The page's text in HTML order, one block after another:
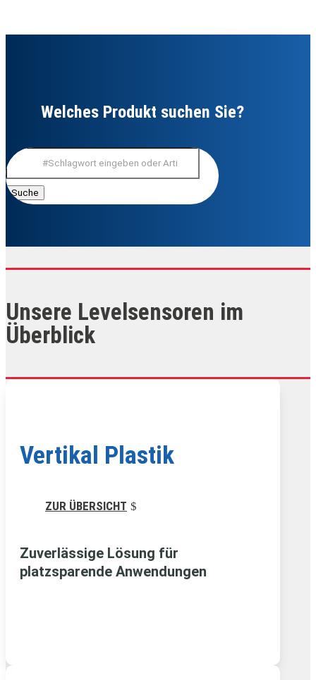
Welches Produkt suchen Sie?
Suchen
nach:
Unsere Levelsensoren im
Überblick
Vertikal Plastik
ZUR ÜBERSICHT
Zuverlässige Lösung für
platzsparende Anwendungen